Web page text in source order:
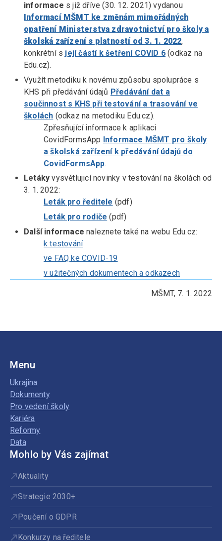
informace s již dříve (30. 12. 2021) vydanou
Informací MŠMT ke změnám mimořádných
opatření Ministerstva zdravotnictví pro školy a
školská zařízení s platností od 3. 1. 2022,
konkrétní s její částí k šetření COVID 6 (odkaz na
Edu.cz).
Využít metodiku k novému způsobu spolupráce s
KHS při předávání údajů Předávání dat a
součinnost s KHS při testování a trasování ve
školách (odkaz na metodiku Edu.cz).
Zpřesňující informace k aplikaci
CovidFormsApp Informace MŠMT pro školy
a školská zařízení k předávání údajů do
CovidFormsApp.
Letáky vysvětlujicí novinky v testování na školách od
3. 1. 2022:
Leták pro ředitele (pdf)
Leták pro rodiče (pdf)
Další informace naleznete také na webu Edu.cz:
k testování
ve FAQ ke COVID-19
v užitečných dokumentech a odkazech
MŠMT, 7. 1. 2022
Menu
Ukrajina
Dokumenty
Pro vedení školy
Kariéra
Reformy
Data
Mohlo by Vás zajímat
Aktuality
Strategie 2030+
Poučení o GDPR
Konkurzy na ředitele